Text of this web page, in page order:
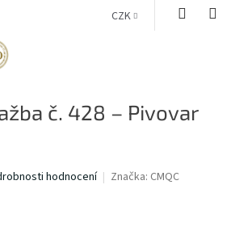
CZK
č. 428 – Pivovar
hodnocení Značka: CMQC